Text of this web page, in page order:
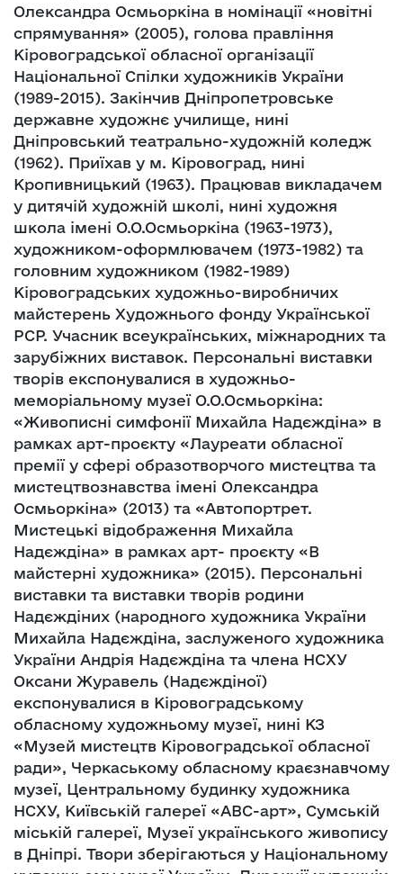
Олександра Осмьоркіна в номінації «новітні
спрямування» (2005), голова правління
Кіровоградської обласної організації
Національної Спілки художників України
(1989-2015). Закінчив Дніпропетровське
державне художнє училище, нині
Дніпровський театрально-художній коледж
(1962). Приїхав у м. Кіровоград, нині
Кропивницький (1963). Працював викладачем
у дитячій художній школі, нині художня
школа імені О.О.Осмьоркіна (1963-1973),
художником-оформлювачем (1973-1982) та
головним художником (1982-1989)
Кіровоградських художньо-виробничих
майстерень Художнього фонду Української
РСР. Учасник всеукраїнських, міжнародних та
зарубіжних виставок. Персональні виставки
творів експонувалися в художньо-
меморіальному музеї О.О.Осмьоркіна:
«Живописні симфонії Михайла Надєждіна» в
рамках арт-проєкту «Лауреати обласної
премії у сфері образотворчого мистецтва та
мистецтвознавства імені Олександра
Осмьоркіна» (2013) та «Автопортрет.
Мистецькі відображення Михайла
Надєждіна» в рамках арт- проєкту «В
майстерні художника» (2015). Персональні
виставки та виставки творів родини
Надєждіних (народного художника України
Михайла Надєждіна, заслуженого художника
України Андрія Надєждіна та члена НСХУ
Оксани Журавель (Надєждіної)
експонувалися в Кіровоградському
обласному художньому музеї, нині КЗ
«Музей мистецтв Кіровоградської обласної
ради», Черкаському обласному краєзнавчому
музеї, Центральному будинку художника
НСХУ, Київській галереї «АВС-арт», Сумській
міській галереї, Музеї українського живопису
в Дніпрі. Твори зберігаються у Національному